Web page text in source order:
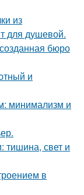
из
для душевой.
бюро
и
минимализм и
тишина, свет и
в